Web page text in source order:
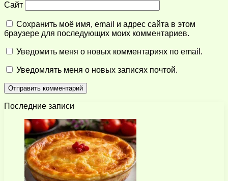
Сайт
Сохранить моё имя, email и адрес сайта в этом
браузере для последующих моих комментариев.
Уведомить меня о новых комментариях по email.
Уведомлять меня о новых записях почтой.
Последние записи